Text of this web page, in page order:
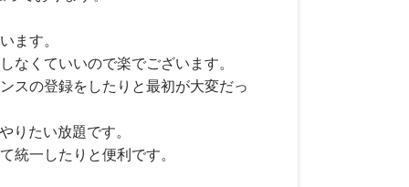
ます。
くていいので楽でございます。
スの登録をしたりと最初が大変だっ
たい放題です。
統一したりと便利です。